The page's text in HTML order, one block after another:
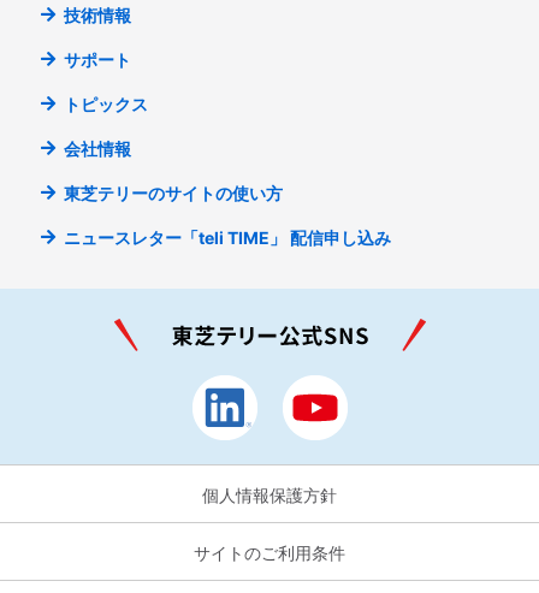
技術情報
サポート
トピックス
会社情報
東芝テリーのサイトの使い方
ニュースレター「teli TIME」 配信申し込み
個人情報保護方針
サイトのご利用条件